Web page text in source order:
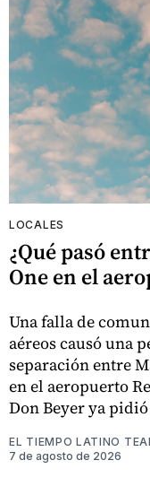
LOCALES
¿Qué pasó
One en el
Una falla de
aéreos causó una
separación entre
en el aeropuerto
Don Beyer ya
EL TIEMPO LATINO
7 de agosto de 2026